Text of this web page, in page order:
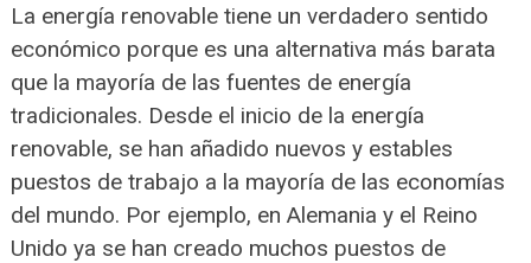
La energía renovable tiene un verdadero sentido
económico porque es una alternativa más barata
que la mayoría de las fuentes de energía
tradicionales. Desde el inicio de la energía
renovable, se han añadido nuevos y estables
puestos de trabajo a la mayoría de las economías
del mundo. Por ejemplo, en Alemania y el Reino
Unido ya se han creado muchos puestos de